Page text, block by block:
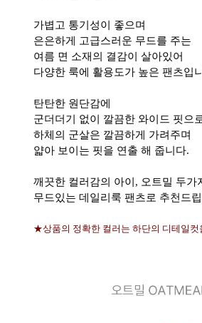
가볍고 통기성이 좋으며
은은하게 고급스러운 무드를 주는
여름 면 소재의 결감이 살아있어
다양한 룩에 활용도가 높은 팬츠입
탄탄한 원단감에
군더더기 없이 깔끔한 와이드 핏으
하체의 군살은 깔끔하게 가려주며
얇아 보이는 핏을 연출 해 줍니다.
깨끗한 컬러감의 아이, 오트밀 두가
무드있는 데일리룩 팬츠로 추천드
★상품의 정확한 컬러는 하단의 디테일컷